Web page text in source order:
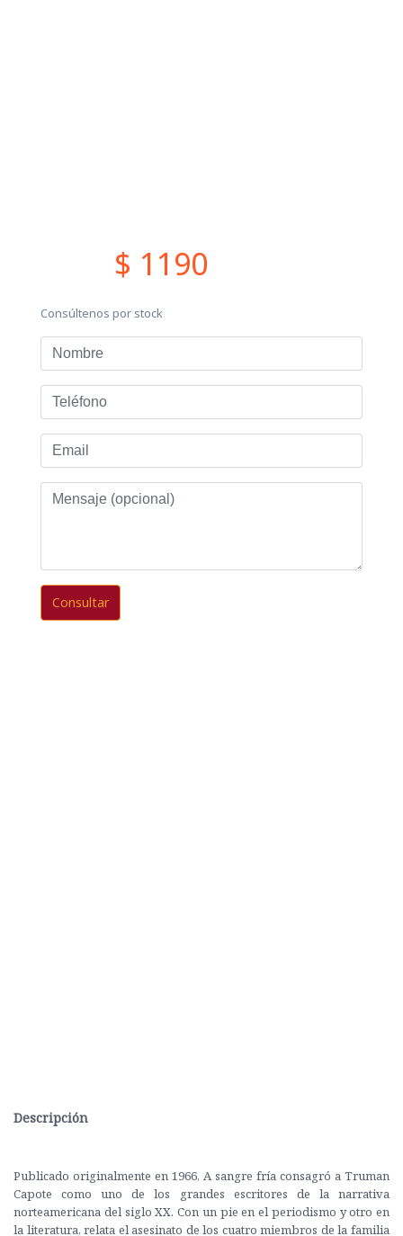
$ 1190
Consúltenos por stock
Nombre
Teléfono
Email
Mensaje
(opcional)
Consultar
Descripción
Publicado originalmente en 1966, A sangre fría consagró a Truman
Capote como uno de los grandes escritores de la narrativa
norteamericana del siglo XX. Con un pie en el periodismo y otro en
la literatura, relata el asesinato de los cuatro miembros de la familia